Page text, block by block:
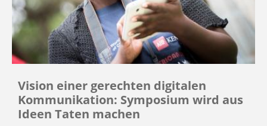
Vision einer gerechten digitalen
Kommunikation: Symposium wird aus
Ideen Taten machen